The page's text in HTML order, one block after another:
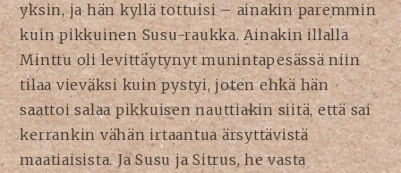
yksin, ja hän kyllä tottuisi – ainakin paremmin
kuin pikkuinen Susu-raukka. Ainakin illalla
Minttu oli levittäytynyt munintapesässä niin
tilaa vieväksi kuin pystyi, joten ehkä hän
saattoi salaa pikkuisen nauttiakin siitä, että sai
kerrankin vähän irtaantua ärsyttävistä
maatiaisista. Ja Susu ja Sitrus, he vasta